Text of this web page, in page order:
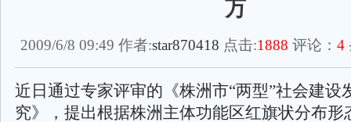
万
2009/6/8 09:49 作者:star870418 点击:1888 评论： 4
近日通过专家评审的《株洲市“两型”社会建设
究》，提出根据株洲主体功能区红旗状分布形